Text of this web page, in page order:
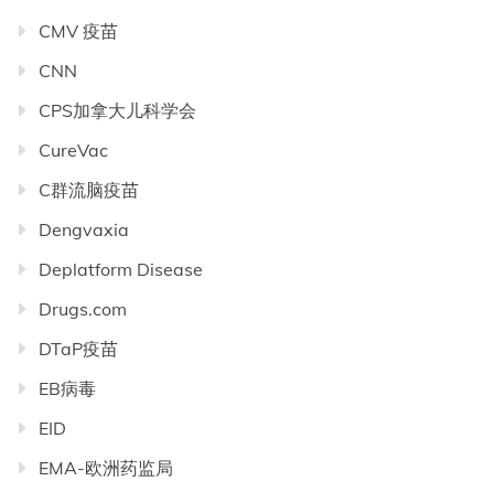
CMV 疫苗
CNN
CPS加拿大儿科学会
CureVac
C群流脑疫苗
Dengvaxia
Deplatform Disease
Drugs.com
DTaP疫苗
EB病毒
EID
EMA-欧洲药监局